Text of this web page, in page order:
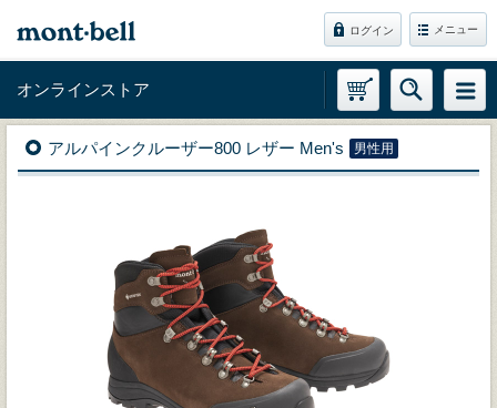
ログイン メニュー
オンラインストア
アルパインクルーザー800 レザー Men's 男性用